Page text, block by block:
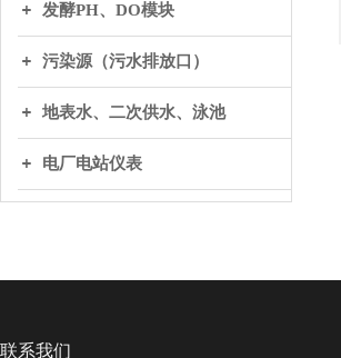
发酵PH、DO模块
污染源（污水排放口）
地表水、二次供水、泳池
电厂电站仪表
联系我们